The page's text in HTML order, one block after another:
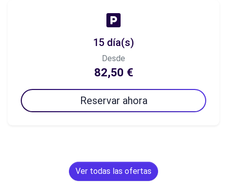
15 día(s)
Desde
82,50 €
Reservar ahora
Ver todas las ofertas